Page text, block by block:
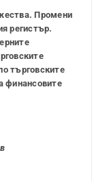
Промени
регистър.
търговските
финансовите